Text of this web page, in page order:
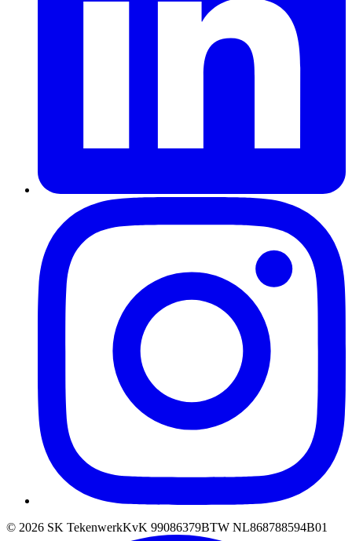
© 2026 SK TekenwerkKvK 99086379BTW NL868788594B01